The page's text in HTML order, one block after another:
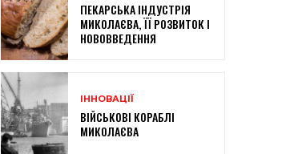
ПЕКАРСЬКА ІНДУСТРІЯ
МИКОЛАЄВА, ЇЇ РОЗВИТОК І
НОВОВВЕДЕННЯ
ІННОВАЦІЇ
ВІЙСЬКОВІ КОРАБЛІ
МИКОЛАЄВА